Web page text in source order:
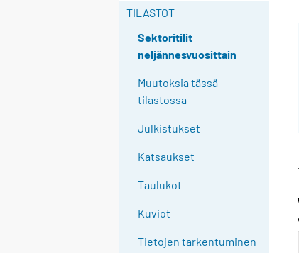
TILASTOT
Sektoritilit
neljännesvuosittain
Muutoksia tässä
tilastossa
Julkistukset
Katsaukset
Taulukot
Kuviot
Tietojen tarkentuminen